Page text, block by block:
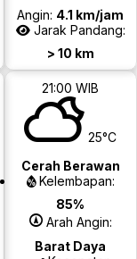
Angin: 4.1 km/jam
Jarak Pandang:
> 10 km
21:00 WIB
25°C
Cerah Berawan
Kelembapan:
85%
Arah Angin:
Barat Daya